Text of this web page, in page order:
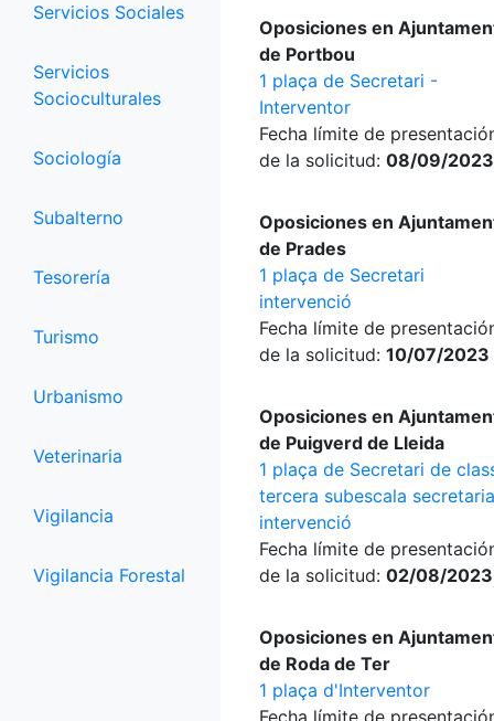
Servicios Sociales
Servicios
Socioculturales
Sociología
Subalterno
Tesorería
Turismo
Urbanismo
Veterinaria
Vigilancia
Vigilancia Forestal
Oposiciones en
de Portbou
1 plaça de Secretari -
Interventor
Fecha límite de
de la solicitud: 08/09/2023
Oposiciones en
de Prades
1 plaça de Secretari
intervenció
Fecha límite de
de la solicitud: 10/07/2023
Oposiciones en
de Puigverd de Lleida
1 plaça de Secretari de
tercera subescala secretaria
intervenció
Fecha límite de
de la solicitud: 02/08/2023
Oposiciones en
de Roda de Ter
1 plaça d'Interventor
Fecha límite de